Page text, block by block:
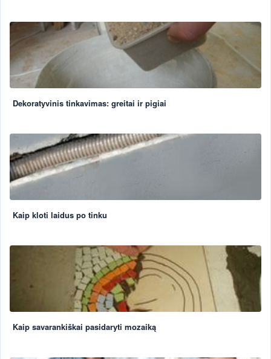
Dekoratyvinis tinkavimas: greitai ir pigiai
Kaip kloti laidus po tinku
Kaip savarankiškai pasidaryti mozaiką